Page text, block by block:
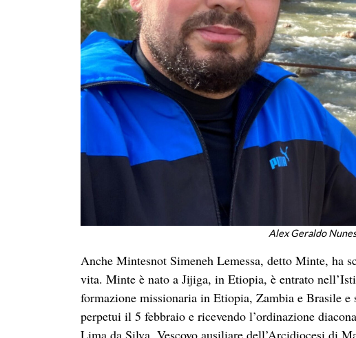
Alex Geraldo
Anche Mintesnot Simeneh Lemessa, detto Minte, ha
vita. Minte è nato a Jijiga, in Etiopia, è entrato
formazione missionaria in Etiopia, Zambia e Brasile
perpetui il 5 febbraio e ricevendo l’ordinazione